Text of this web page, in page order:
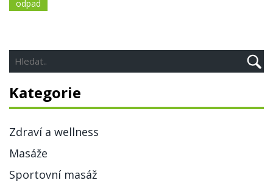
odpad
Kategorie
Zdraví a wellness
Masáže
Sportovní masáž